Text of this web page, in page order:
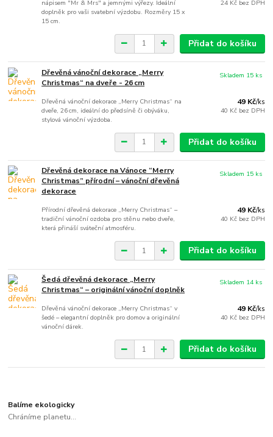
nápisem "Mr & Mrs" a jemnými výřezy. Ideální
doplněk pro vaši svatební výzdobu. Rozměry 15 x
15 cm.
24 Kč bez DPH
Přidat do košíku
Dřevěná vánoční dekorace „Merry
Christmas“ na dveře - 26 cm
Dřevěná vánoční dekorace „Merry Christmas“ na
dveře, 26 cm, ideální do předsíně či obýváku,
stylová vánoční výzdoba.
49 Kč/ks
40 Kč bez DPH
Skladem 15 ks
Přidat do košíku
Dřevěná dekorace na Vánoce “Merry
Christmas” přírodní – vánoční dřevěná
dekorace
Přírodní dřevěná dekorace „Merry Christmas“ –
tradiční vánoční ozdoba pro stěnu nebo dveře,
která přináší sváteční atmosféru.
49 Kč/ks
40 Kč bez DPH
Skladem 15 ks
Přidat do košíku
Šedá dřevěná dekorace „Merry
Christmas“ – originální vánoční doplněk
Dřevěná vánoční dekorace „Merry Christmas“ v
šedé – elegantní doplněk pro domov a originální
vánoční dárek.
49 Kč/ks
40 Kč bez DPH
Skladem 14 ks
Přidat do košíku
Balíme ekologicky
Chráníme planetu...